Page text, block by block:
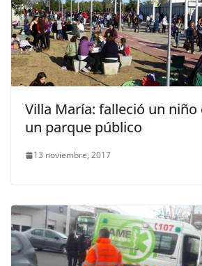
Villa María: falleció un niño
un parque público
13 noviembre, 2017